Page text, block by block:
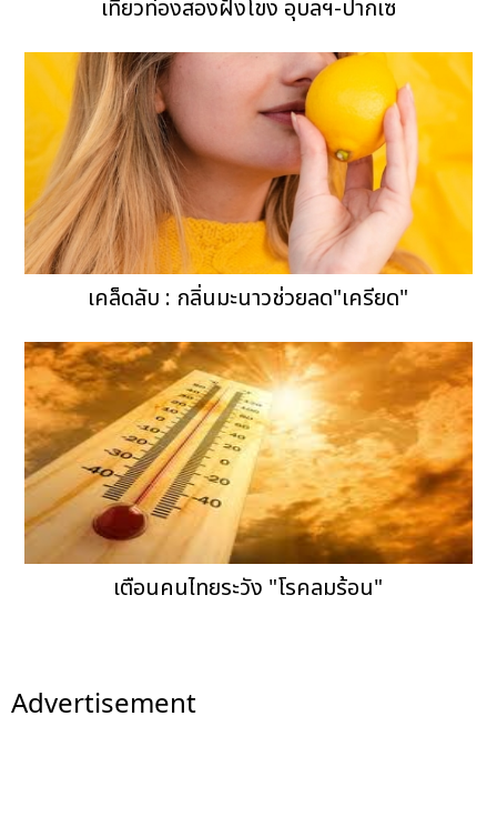
เที่ยวท่องสองฝั่งโขง อุบลฯ-ปากเซ
เคล็ดลับ : กลิ่นมะนาวช่วยลด"เครียด"
เตือนคนไทยระวัง "โรคลมร้อน"
Advertisement